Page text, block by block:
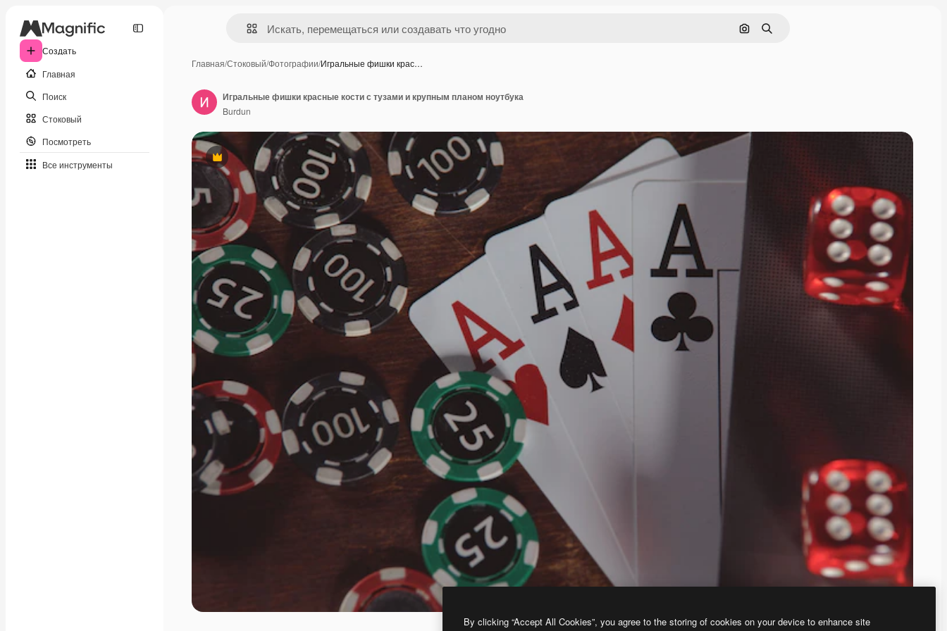
Создать
Главная
Поиск
Стоковый
Посмотреть
Все инструменты
Поиск по изображению
Поиск
Главная/Стоковый/Фотографии/Игральные фишки крас…
Премиум
Игральные фишки красные кости с тузами и крупным планом ноутбука
Burdun
By clicking “Accept All Cookies”, you agree to the storing of cookies on your device to enhance site